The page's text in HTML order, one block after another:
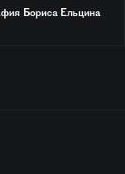
Бориса Ельцина